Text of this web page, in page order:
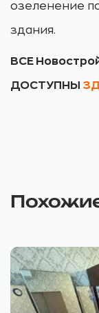
озеленение
здания.
ВСЕ
ДОСТУПНЫ